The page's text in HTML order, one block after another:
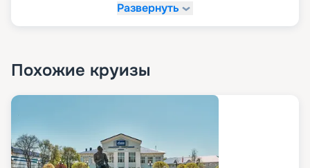
Развернуть
Похожие круизы